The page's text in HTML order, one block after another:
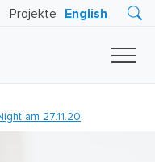
Projekte English
Business
am 27.11.20